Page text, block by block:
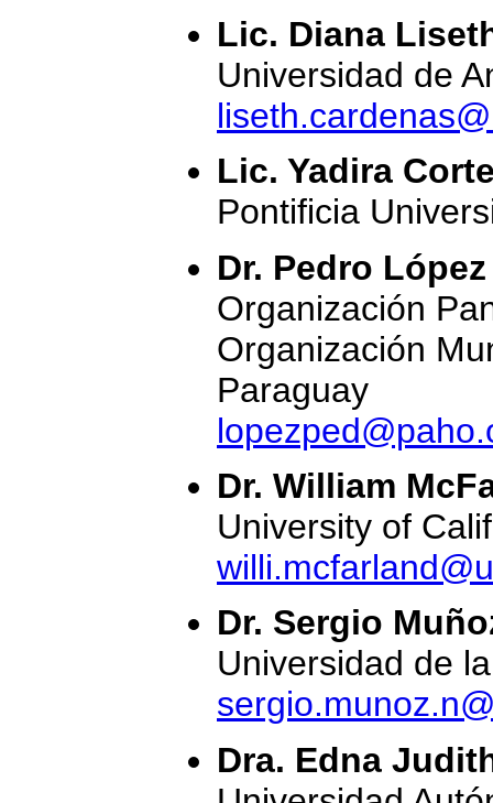
Lic. Diana
Universidad de
Lic. Yadira
Pontificia
Dr. Pedro López
Organización
Organización
Paraguay
Dr. William
University of
Dr. Sergio
Universidad de
Dra. Edna